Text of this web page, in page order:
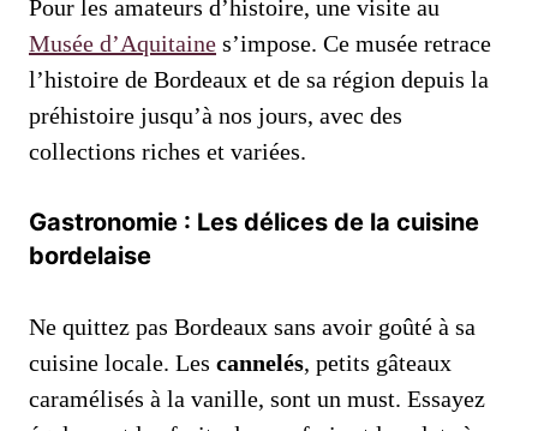
Pour les amateurs d’histoire, une visite au
Musée d’Aquitaine s’impose. Ce musée retrace
l’histoire de Bordeaux et de sa région depuis la
préhistoire jusqu’à nos jours, avec des
collections riches et variées.
Gastronomie : Les délices de la cuisine
bordelaise
Ne quittez pas Bordeaux sans avoir goûté à sa
cuisine locale. Les cannelés, petits gâteaux
caramélisés à la vanille, sont un must. Essayez